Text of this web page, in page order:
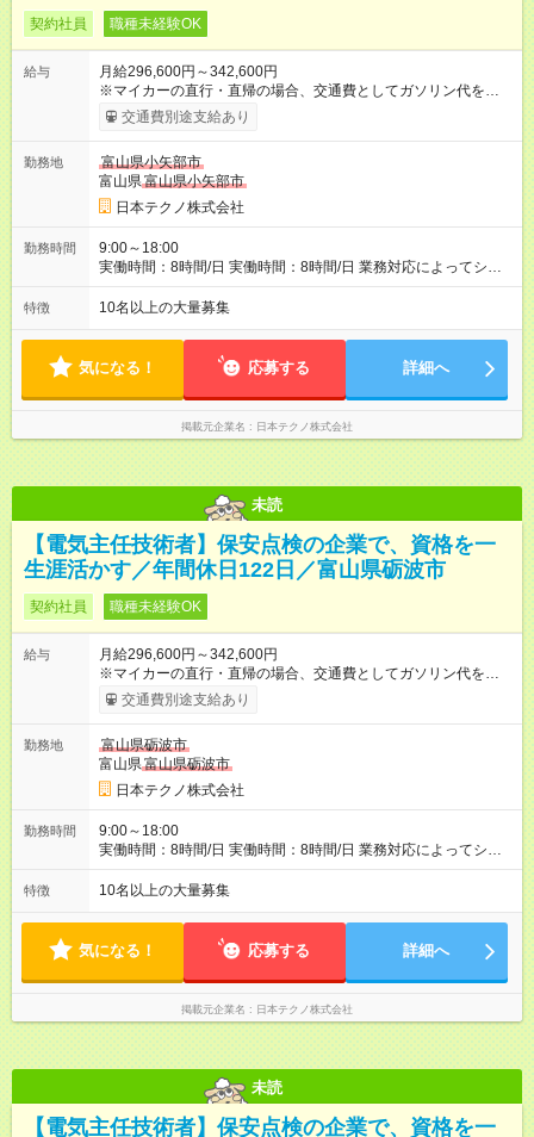
契約社員 職種未経験OK
給与
月給296,600円～342,600円
※マイカーの直行・直帰の場合、交通費としてガソリン代を支給
します。 【試用期間】試用期間あり 試用期間の長さ：3ヶ月 雇
用形態、給与は本採用時と同じです。
交通費別途支給あり
勤務地
富山県小矢部市
富山県富山県小矢部市
日本テクノ株式会社
勤務時間
9:00～18:00
実働時間：8時間/日 実働時間：8時間/日 業務対応によってシフ
ト勤務もあります 勤務状況によっては土日祝日の作業出勤あ
り。 その場合、振替/代休の取得をして頂きます。
特徴 10名以上の大量募集
気になる！ 応募する 詳細へ
掲載元企業名 日本テクノ株式会社
未読
【電気主任技術者】保安点検の企業で、資格を一
生涯活かす／年間休日122日／富山県砺波市
契約社員 職種未経験OK
給与
月給296,600円～342,600円
※マイカーの直行・直帰の場合、交通費としてガソリン代を支給
します。 【試用期間】試用期間あり 試用期間の長さ：3ヶ月 雇
用形態、給与は本採用時と同じです。
交通費別途支給あり
勤務地
富山県砺波市
富山県富山県砺波市
日本テクノ株式会社
勤務時間
9:00～18:00
実働時間：8時間/日 実働時間：8時間/日 業務対応によってシフ
ト勤務もあります 勤務状況によっては土日祝日の作業出勤あ
り。 その場合、振替/代休の取得をして頂きます。
特徴 10名以上の大量募集
気になる！ 応募する 詳細へ
掲載元企業名 日本テクノ株式会社
未読
【電気主任技術者】保安点検の企業で、資格を一